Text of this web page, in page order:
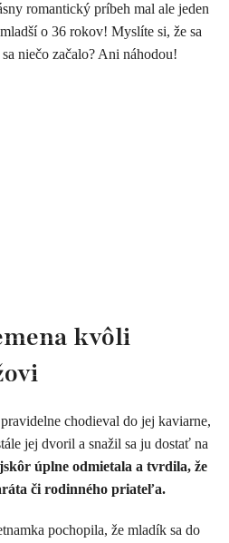
romantický príbeh mal ale jeden
o 36 rokov! Myslíte si, že sa
niečo začalo? Ani náhodou!
kvôli
chodieval do jej kaviarne,
jej dvoril a snažil sa ju dostať na
úplne odmietala a tvrdila, že
či rodinného priateľa.
pochopila, že mladík sa do